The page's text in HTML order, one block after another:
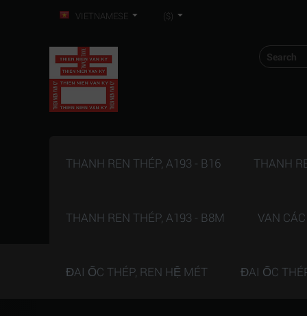
VIETNAMESE ($)
THANH REN THÉP, A193 - B16 THANH
THANH REN THÉP, A193 - B8M VAN
ĐAI ỐC THÉP, REN HỆ MÉT ĐAI ỐC